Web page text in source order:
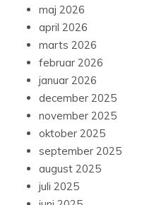
maj 2026
april 2026
marts 2026
februar 2026
januar 2026
december 2025
november 2025
oktober 2025
september 2025
august 2025
juli 2025